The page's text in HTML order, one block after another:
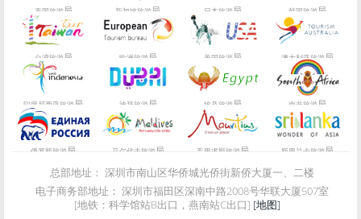
泰国旅游局 新加坡旅游局 日本旅游局 韩国旅游局
台湾旅游局 欧洲旅游局 美国旅游局 澳大利亚旅游局
印度尼西亚旅游局 迪拜旅游局 埃及旅游局 南非旅游局
俄罗斯旅游局 马尔代夫旅游局 毛里求斯旅游局 斯里兰卡旅游局
总部地址： 深圳市南山区华侨城光侨街新侨大厦一、二楼
电子商务部地址： 深圳市福田区深南中路2008号华联大厦507室
[地铁：科学馆站B出口，燕南站C出口] [地图]